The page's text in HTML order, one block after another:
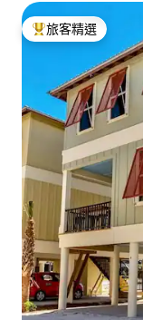
旅客精選榜首
旅客精選